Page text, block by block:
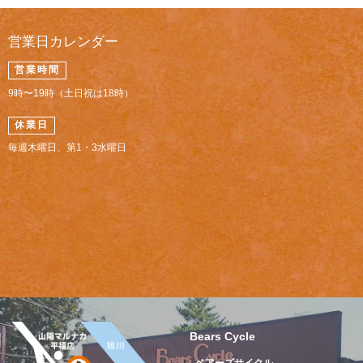
営業日カレンダー
営業時間
9時〜19時（土日祝は18時）
休業日
毎週木曜日、第1・3水曜日
Bears Cycle